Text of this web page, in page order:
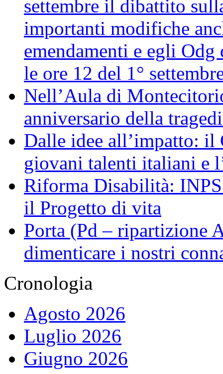
settembre il dibattito
importanti modifiche
emendamenti e egli Odg
le ore 12 del 1°
Nell’Aula di
anniversario della
Dalle idee all’impatto: il
giovani talenti italiani e
Riforma Disabilità:
il Progetto di vita
Porta (Pd – ripartizione
dimenticare i nostri
Cronologia
Agosto 2026
Luglio 2026
Giugno 2026